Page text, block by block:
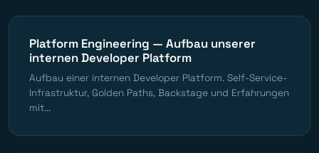
Platform Engineering — Aufbau unserer
internen Developer Platform
Aufbau einer internen Developer Platform. Self-Service-
Infrastruktur, Golden Paths, Backstage und Erfahrungen
mit...